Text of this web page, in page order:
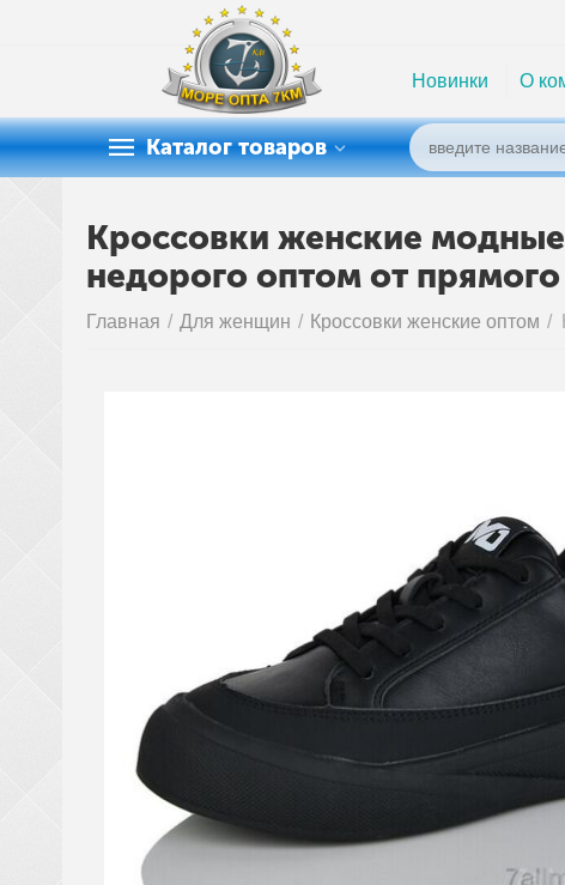
Новинки О
Каталог товаров
Кроссовки женские модные
недорого оптом от
Главная / Для женщин / Кроссовки женские оптом /